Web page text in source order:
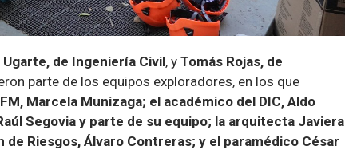
de Ingeniería Civil, y Tomás Rojas, de
parte de los equipos exploradores, en los que
Marcela Munizaga; el académico del DIC, Aldo
Segovia y parte de su equipo; la arquitecta Javiera
Riesgos, Álvaro Contreras; y el paramédico César